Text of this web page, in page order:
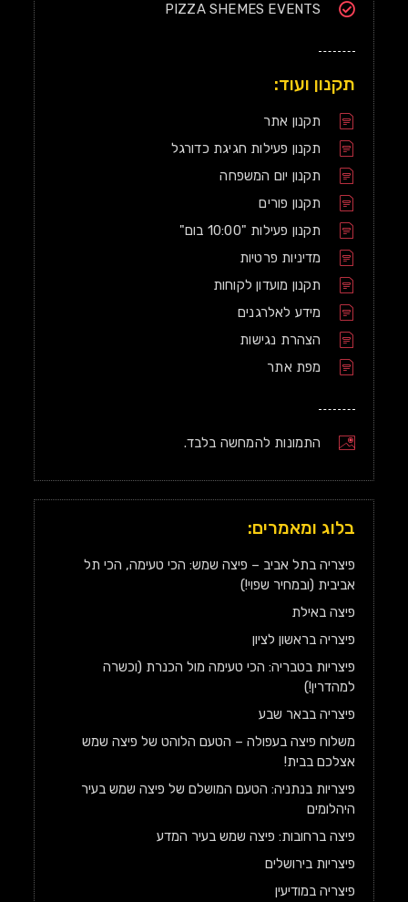
PIZZA SHEMES EVENTS
תקנון ועוד:
תקנון אתר
תקנון פעילות חגיגת כדורגל
תקנון יום המשפחה
תקנון פורים
תקנון פעילות "10:00 בום"
מדיניות פרטיות
תקנון מועדון לקוחות
מידע לאלרגנים
הצהרת נגישות
מפת אתר
התמונות להמחשה בלבד.
בלוג ומאמרים:
פיצריה בתל אביב – פיצה שמש: הכי טעימה, הכי תל
אביבית (ובמחיר שפוי!)
פיצה באילת
פיצריה בראשון לציון
פיצריות בטבריה: הכי טעימה מול הכנרת (וכשרה
למהדרין!)
פיצריה בבאר שבע
משלוח פיצה בעפולה – הטעם הלוהט של פיצה שמש
אצלכם בבית!
פיצריות בנתניה: הטעם המושלם של פיצה שמש בעיר
היהלומים
פיצה ברחובות: פיצה שמש בעיר המדע
פיצריות בירושלים
פיצריה במודיעין